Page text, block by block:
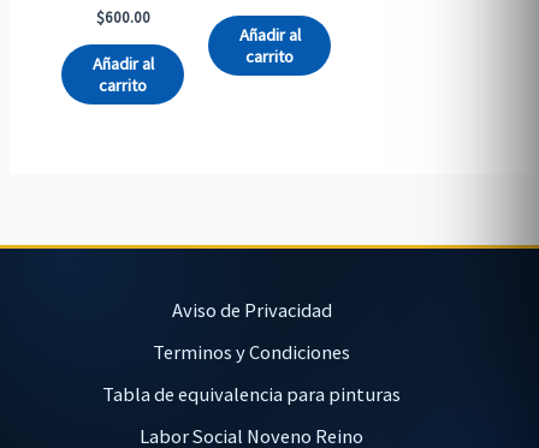
$600.00
Añadir al
carrito
Añadir al
carrito
Aviso de Privacidad
Terminos y Condiciones
Tabla de equivalencia para pinturas
Labor Social Noveno Reino